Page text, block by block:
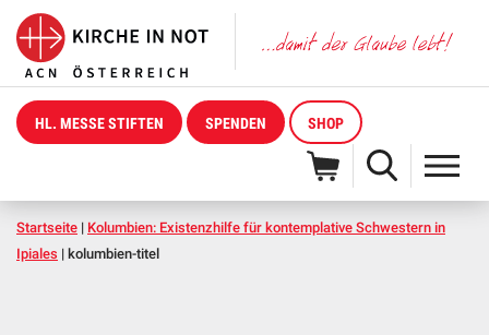
HL. MESSE STIFTEN SPENDEN SHOP
Startseite | Kolumbien: Existenzhilfe für kontemplative Schwestern in
Ipiales | kolumbien-titel